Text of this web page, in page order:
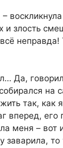
и злость
Да,
на
так, как
вперед, его
меня – вот
заварила, то